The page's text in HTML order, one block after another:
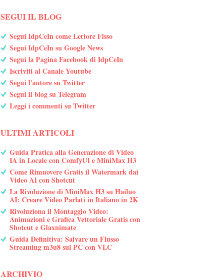
SEGUI IL BLOG
Segui IdpCeIn come Lettore Fisso
Segui IdpCeIn su Google News
Segui la Pagina Facebook di IdpCeIn
Iscriviti al Canale Youtube
Segui l'autore su Twitter
Segui il blog su Telegram
Leggi i commenti su Twitter
ULTIMI ARTICOLI
Guida Pratica alla Generazione di Video
IA in Locale con ComfyUI e MiniMax H3
Come Rimuovere Gratis il Watermark dai
Video AI con Shotcut
La Rivoluzione di MiniMax H3 su Hailuo
AI: Creare Video Parlati in Italiano in 2K
Rivoluziona il Montaggio Video:
Animazioni e Grafica Vettoriale Gratis con
Shotcut e Glaxnimate
Guida Definitiva: Salvare un Flusso
Streaming m3u8 sul PC con VLC
ARCHIVIO